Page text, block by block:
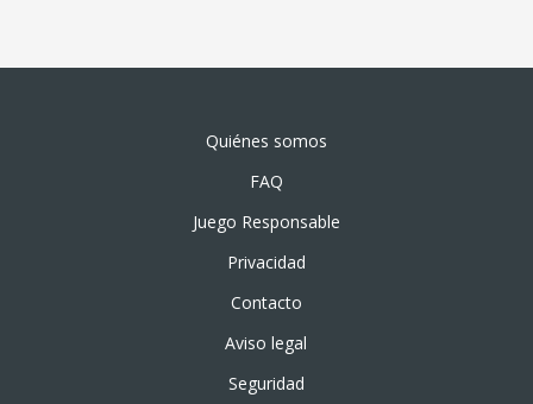
Quiénes somos
FAQ
Juego Responsable
Privacidad
Contacto
Aviso legal
Seguridad